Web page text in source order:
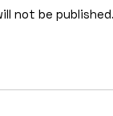
not be published.